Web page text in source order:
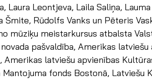
Laura Leontjeva, Laila Saliņa,
Šmite, Rūdolfs Vanks un Pēteris
mūziķu meistarkursus atbalsta
pašvaldība, Amerikas latviešu
Amerikas latviešu apvienības
fonds Bostonā, Latviešu